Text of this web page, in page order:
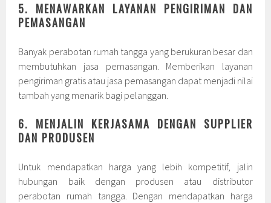
5. MENAWARKAN LAYANAN PENGIRIMAN DAN
PEMASANGAN
Banyak perabotan rumah tangga yang berukuran besar dan
membutuhkan jasa pemasangan. Memberikan layanan
pengiriman gratis atau jasa pemasangan dapat menjadi nilai
tambah yang menarik bagi pelanggan.
6. MENJALIN KERJASAMA DENGAN SUPPLIER
DAN PRODUSEN
Untuk mendapatkan harga yang lebih kompetitif, jalin
hubungan baik dengan produsen atau distributor
perabotan rumah tangga. Dengan mendapatkan harga